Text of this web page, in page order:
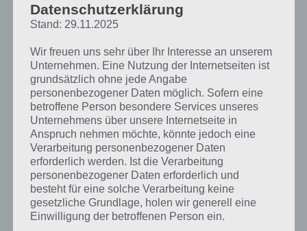
Datenschutzerklärung
Stand: 29.11.2025
Wir freuen uns sehr über Ihr Interesse an unserem
Unternehmen. Eine Nutzung der Internetseiten ist
grundsätzlich ohne jede Angabe
personenbezogener Daten möglich. Sofern eine
betroffene Person besondere Services unseres
Unternehmens über unsere Internetseite in
Anspruch nehmen möchte, könnte jedoch eine
Verarbeitung personenbezogener Daten
erforderlich werden. Ist die Verarbeitung
personenbezogener Daten erforderlich und
besteht für eine solche Verarbeitung keine
gesetzliche Grundlage, holen wir generell eine
Einwilligung der betroffenen Person ein.